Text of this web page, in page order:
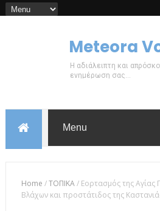
Meteora
Η αδιάλειπτη και
ενημέρωση σας...
Home /ΤΟΠΙΚΑ/ Εορτασμός της Αγίας
Βλάχων και προστάτιδος της